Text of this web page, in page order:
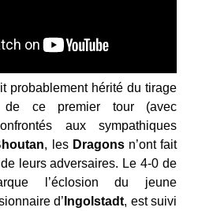
probablement hérité du tirage
ce premier tour (avec
aux sympathiques
, les Dragonsn’ont fait
leurs adversaires. Le 4-0 de
l’éclosion du jeune
d’ Ingolstadt, est suivi